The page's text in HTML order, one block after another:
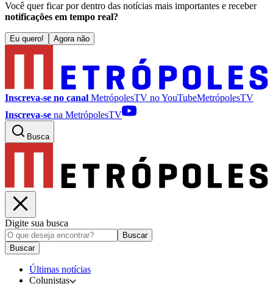
Você quer ficar por dentro das notícias mais importantes e receber
notificações em tempo real?
Eu quero! Agora não
Inscreva-se no canal MetrópolesTV noYouTubeMetrópolesTV
Inscreva-se na MetrópolesTV
Busca
Digite sua busca
Buscar
Buscar
Últimas notícias
Colunistas